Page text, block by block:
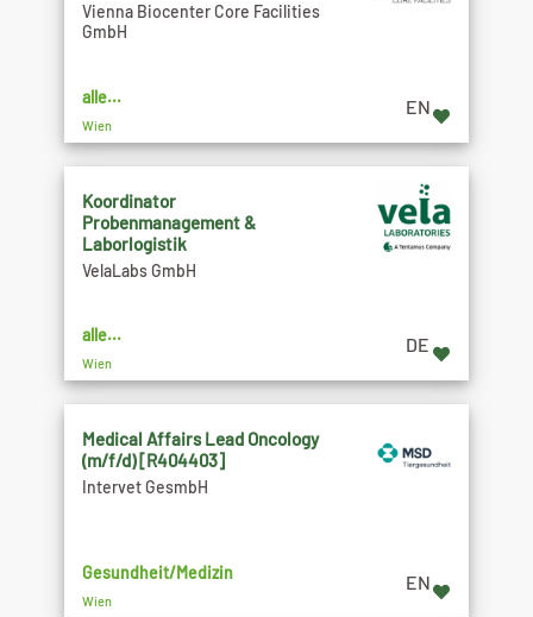
Vienna Biocenter Core Facilities
GmbH
alle...
Wien
EN
Koordinator
Probenmanagement &
Laborlogistik
VelaLabs GmbH
alle...
Wien
DE
Medical Affairs Lead Oncology
(m/f/d) [R404403]
Intervet GesmbH
Gesundheit/Medizin
Wien
EN